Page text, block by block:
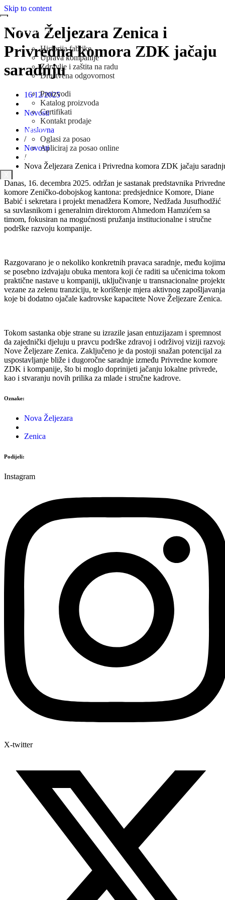
Skip to content
Naslovna
O Nama
Historija fabrike
Uprava kompanije
Zdravlje i zaštita na radu
Društvena odgovornost
Proizvodi
Katalog proizvoda
Certifikati
Kontakt prodaje
Karijera
Oglasi za posao
Apliciraj za posao online
Novosti
Nova Željezara Zenica i
Privredna komora ZDK jačaju
saradnju
16/12/2025
Novosti
Naslovna
/
Novosti
/
Nova Željezara Zenica i Privredna komora ZDK jačaju
Danas, 16. decembra 2025. održan je sastanak predstavnika Privredne
komore Zeničko‑dobojskog kantona: predsjednice Komore, Diane
Babić i sekretara i projekt menadžera Komore, Nedžada Jusufhodžić
sa suvlasnikom i generalnim direktorom Ahmedom Hamzićem sa
timom, fokusiran na mogućnosti pružanja institucionalne i stručne
podrške razvoju kompanije.
Razgovarano je o nekoliko konkretnih pravaca saradnje, među kojima
se posebno izdvajaju obuka mentora koji će raditi sa učenicima tokom
praktične nastave u kompaniji, uključivanje u transnacionalne
vezane za zelenu tranziciju, te korištenje mjera aktivnog zapošljavanja
koje bi dodatno ojačale kadrovske kapacitete Nove Željezare Zenica.
Tokom sastanka obje strane su izrazile jasan entuzijazam i spremnost
da zajednički djeluju u pravcu podrške zdravoj i održivoj viziji
Nove Željezare Zenica. Zaključeno je da postoji snažan potencijal za
uspostavljanje bliže i dugoročne saradnje između Privredne komore
ZDK i kompanije, što bi moglo doprinijeti jačanju lokalne privrede,
kao i stvaranju novih prilika za mlade i stručne kadrove.
Oznake:
Nova Željezara
Zenica
Podijeli:
Instagram
X-twitter